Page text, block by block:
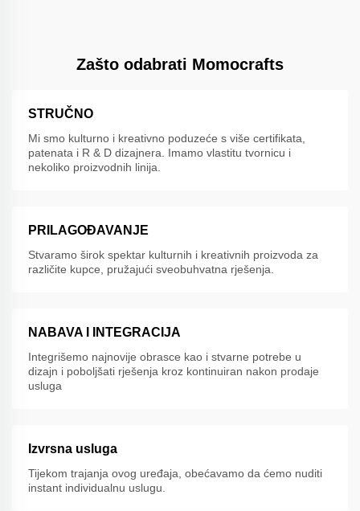
Zašto odabrati Momocrafts
STRUČNO
Mi smo kulturno i kreativno poduzeće s više certifikata,
patenata i R & D dizajnera. Imamo vlastitu tvornicu i
nekoliko proizvodnih linija.
PRILAGOĐAVANJE
Stvaramo širok spektar kulturnih i kreativnih proizvoda za
različite kupce, pružajući sveobuhvatna rješenja.
NABAVA I INTEGRACIJA
Integrišemo najnovije obrasce kao i stvarne potrebe u
dizajn i poboljšati rješenja kroz kontinuiran nakon prodaje
usluga
Izvrsna usluga
Tijekom trajanja ovog uređaja, obećavamo da ćemo nuditi
instant individualnu uslugu.